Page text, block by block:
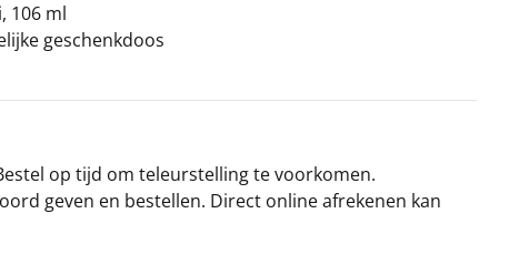
106 ml
geschenkdoos
op tijd om teleurstelling te voorkomen.
geven en bestellen. Direct online afrekenen kan